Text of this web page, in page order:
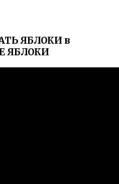
ЯБЛОКИ в
ЯБЛОКИ